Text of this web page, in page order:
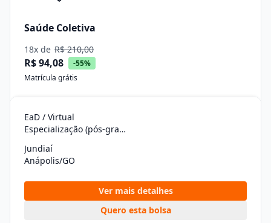
Saúde Coletiva
18x de R$ 210,00
R$ 94,08
-55%
Matrícula grátis
EaD / Virtual
Especialização (pós-graduação)
Jundiaí
Anápolis/GO
Ver mais detalhes
Quero esta bolsa